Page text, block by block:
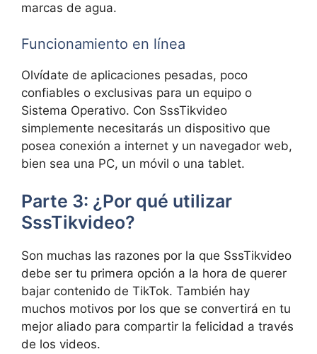
marcas de agua.
Funcionamiento en línea
Olvídate de aplicaciones pesadas, poco
confiables o exclusivas para un equipo o
Sistema Operativo. Con SssTikvideo
simplemente necesitarás un dispositivo que
posea conexión a internet y un navegador web,
bien sea una PC, un móvil o una tablet.
Parte 3: ¿Por qué utilizar
SssTikvideo?
Son muchas las razones por la que SssTikvideo
debe ser tu primera opción a la hora de querer
bajar contenido de TikTok. También hay
muchos motivos por los que se convertirá en tu
mejor aliado para compartir la felicidad a través
de los videos.